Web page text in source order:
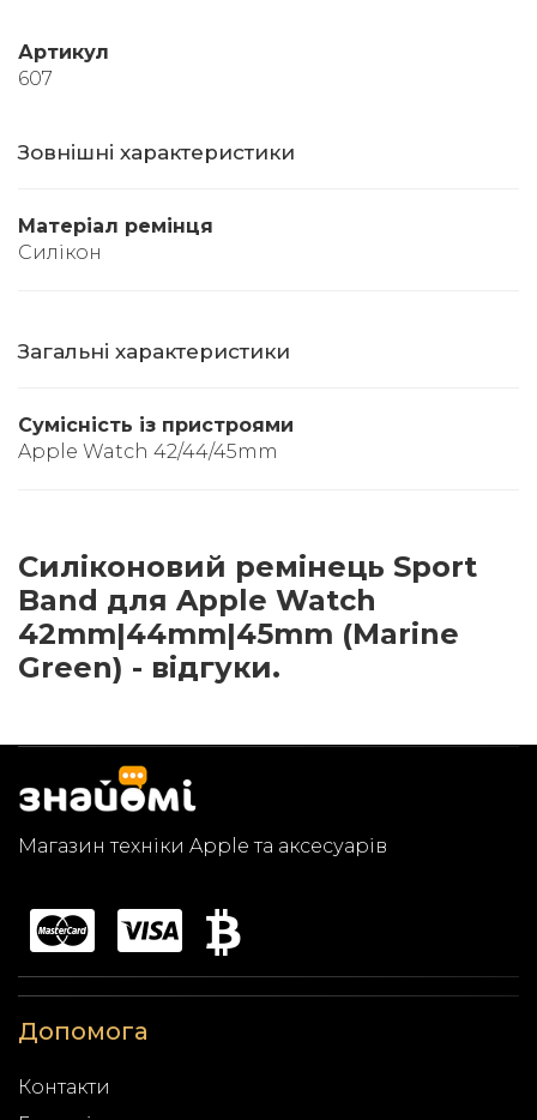
Артикул
607
Зовнішні характеристики
Матеріал ремінця
Силікон
Загальні характеристики
Сумісність із пристроями
Apple Watch 42/44/45mm
Силіконовий ремінець Sport
Band для Apple Watch
42mm|44mm|45mm (Marine
Green) - відгуки.
Магазин техніки Apple та аксесуарів
Допомога
Контакти